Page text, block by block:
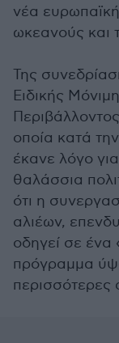
νέα ευρωπαϊκή
ωκεανούς και
Της
Ειδικής
οποία κατά
έκανε λόγο
θαλάσσια
ότι η
αλιέων,
οδηγεί σε ένα
πρόγραμμα
περισσότερες